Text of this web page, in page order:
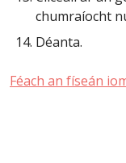
chumraíocht
Déanta.
Féach an físeán